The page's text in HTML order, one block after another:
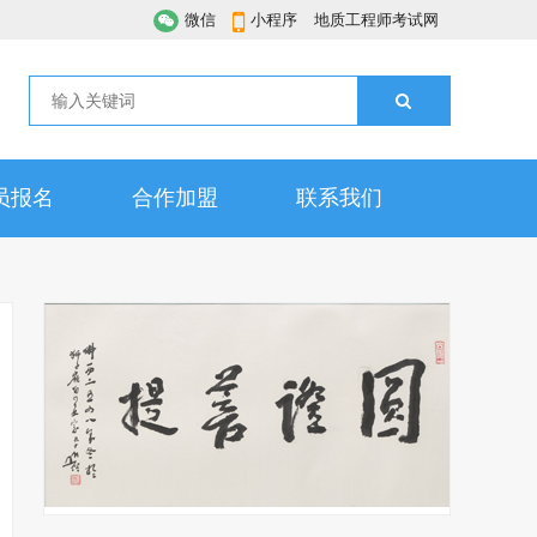
微信 小程序 地质工程师考试网
报名 合作加盟 联系我们